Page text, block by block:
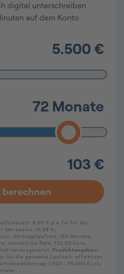
digital unterschreiben
auf dem Konto